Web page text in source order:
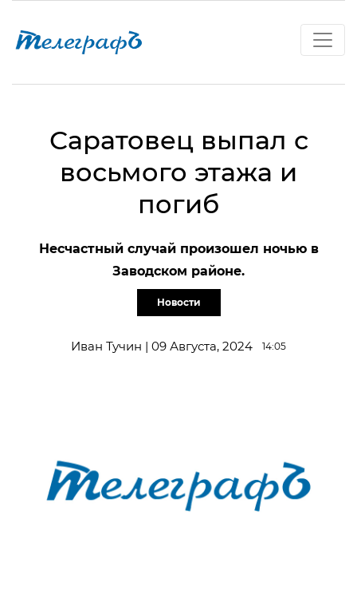
Саратовец выпал с
восьмого этажа и
погиб
Несчастный случай произошел ночью в
Заводском районе.
Новости
Иван Тучин | 09 Августа, 2024 14:05